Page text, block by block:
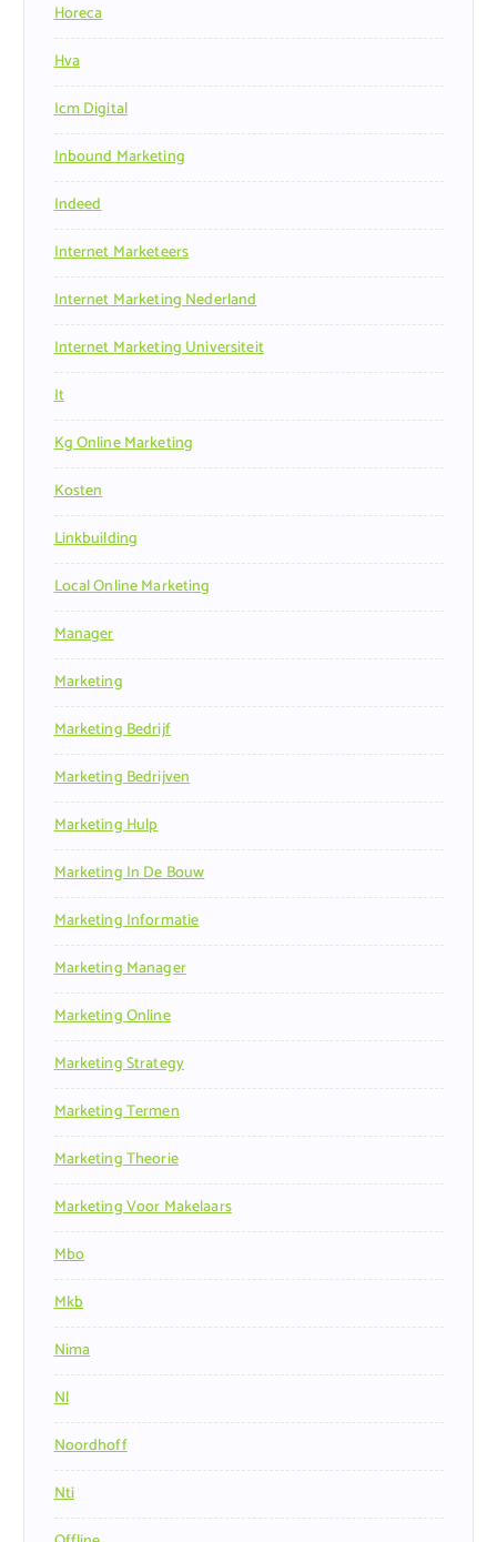
Horeca
Hva
Icm Digital
Inbound Marketing
Indeed
Internet Marketeers
Internet Marketing Nederland
Internet Marketing Universiteit
It
Kg Online Marketing
Kosten
Linkbuilding
Local Online Marketing
Manager
Marketing
Marketing Bedrijf
Marketing Bedrijven
Marketing Hulp
Marketing In De Bouw
Marketing Informatie
Marketing Manager
Marketing Online
Marketing Strategy
Marketing Termen
Marketing Theorie
Marketing Voor Makelaars
Mbo
Mkb
Nima
Nl
Noordhoff
Nti